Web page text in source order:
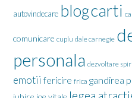
autovindecare blogcarti
comunicare cuplu dale carnegie
personala dezvoltare
emotii fericire frica gandirea